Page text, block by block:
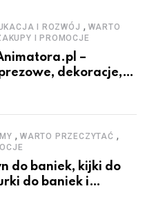
I ROZWÓJ , WARTO
I PROMOCJE
–
dekoracje,
dla animatorów
, WARTO PRZECZYTAĆ ,
do baniek, kijki do
do baniek i